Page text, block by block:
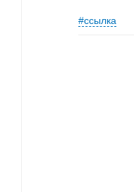
#ссылка